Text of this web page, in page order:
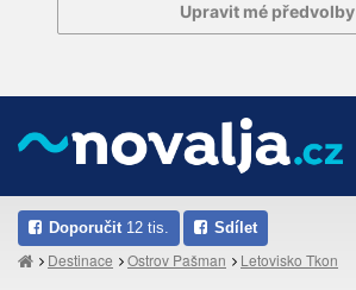
Upravit mé předvolby
Doporučit 12 tis. Sdílet
Destinace Ostrov Pašman Letovisko Tkon